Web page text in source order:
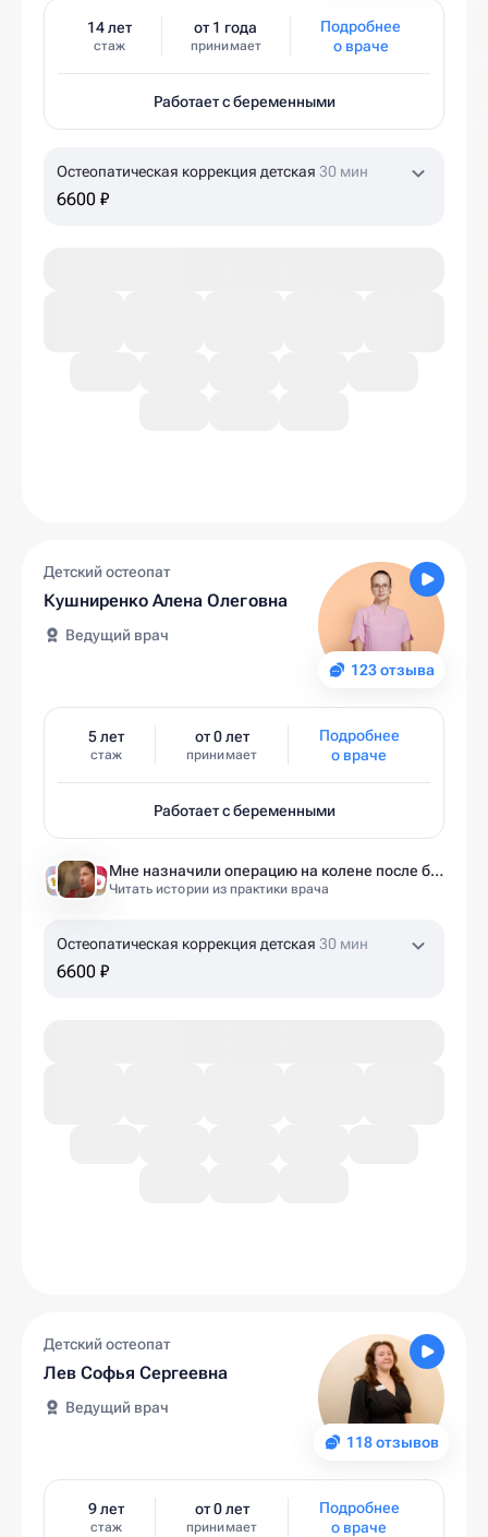
14 лет
стаж
от 1 года
принимает
Подробнее
о враче
Работает с беременными
Остеопатическая коррекция детская 30 мин
6600 ₽
123 отзыва
Детский остеопат
Кушниренко Алена Олеговна
Ведущий врач
5 лет
стаж
от 0 лет
принимает
Подробнее
о враче
Работает с беременными
Мне назначили операцию на колене после беременности. Оказалось — это было ошибкой
Читать истории из практики врача
Остеопатическая коррекция детская 30 мин
6600 ₽
118 отзывов
Детский остеопат
Лев Софья Сергеевна
Ведущий врач
9 лет
стаж
от 0 лет
принимает
Подробнее
о враче